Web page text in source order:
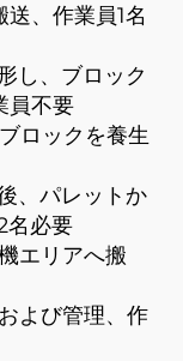
、作業員1名
し、ブロック
員不要
ロックを養生
、パレットか
名必要
エリアへ搬
よび管理、作